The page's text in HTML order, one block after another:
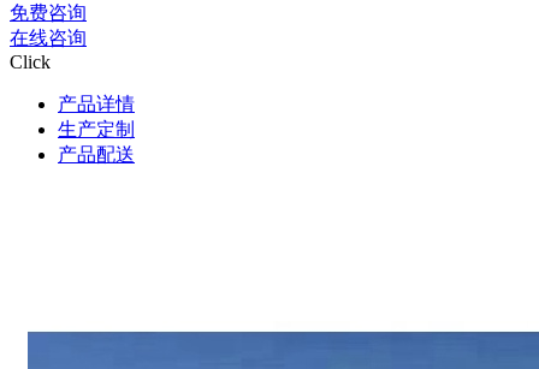
免费咨询
在线咨询
Click
产品详情
生产定制
产品配送